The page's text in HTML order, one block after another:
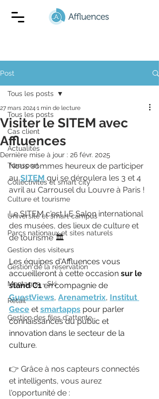
Post
Tous les posts
Cas client
Actualités
Transport
Collectivités et smart city
Culture et tourisme
Université et smart campus
Parcs nationaux et sites naturels
Gestion des visiteurs
Gestion de la réservation
Montagne - Ski
Retail
Gestion des files d'attente
Tous les posts
Visiter le SITEM avec
Affluences
27 mars 2024 1 min de lecture
Dernière mise à jour : 26 févr. 2025
Nous sommes heureux de participer
au SITEM qui se déroulera les 3 et 4
avril au Carrousel du Louvre à Paris !
Le SITEM c'est LE Salon international
des musées, des lieux de culture et
de tourisme 🏛️
Les équipes d'Affluences vous
accueilleront à cette occasion sur le
stand C1 en compagnie de
GuestViews, Arenametrix, Institut
Gece et smartapps pour parler
connaissances du public et
innovation dans le secteur de la
culture.
👉 Grâce à nos capteurs connectés
et intelligents, vous aurez
l'opportunité de :